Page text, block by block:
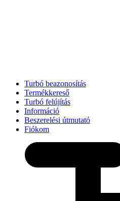
Turbó beazonosítás
Termékkereső
Turbó felújítás
Információ
Beszerelési útmutató
Fiókom